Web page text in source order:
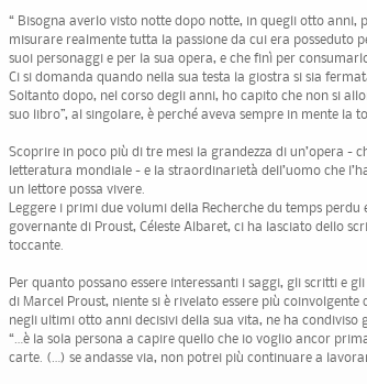
“ Bisogna averlo visto notte dopo notte, in quegli otto anni,
misurare realmente tutta la passione da cui era posseduto
suoi personaggi e per la sua opera, e che finì per
Ci si domanda quando nella sua testa la giostra si sia
Soltanto dopo, nel corso degli anni, ho capito che non si
suo libro”, al singolare, è perché aveva sempre in mente la
Scoprire in poco più di tre mesi la grandezza di un’opera -
letteratura mondiale - e la straordinarietà dell’uomo che
un lettore possa vivere.
Leggere i primi due volumi della Recherche du temps
governante di Proust, Céleste Albaret, ci ha lasciato dello
toccante.
Per quanto possano essere interessanti i saggi, gli scritti e
di Marcel Proust, niente si è rivelato essere più
negli ultimi otto anni decisivi della sua vita, ne ha
“…è la sola persona a capire quello che io voglio ancor
carte. (…) se andasse via, non potrei più continuare a